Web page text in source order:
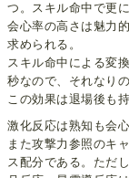
つ。スキル命中で更
会心率の高さは魅力
求められる。
スキル命中による変
秒なので、それなり
この効果は退場後も
激化反応は熟知も会
また攻撃力参照のキ
ス配分である。ただ